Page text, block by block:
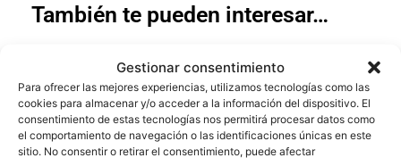
Gestionar consentimiento
Para ofrecer las mejores experiencias, utilizamos tecnologías como las
cookies para almacenar y/o acceder a la información del dispositivo. El
consentimiento de estas tecnologías nos permitirá procesar datos como
el comportamiento de navegación o las identificaciones únicas en este
sitio. No consentir o retirar el consentimiento, puede afectar
También te pueden interesar…
Blanqueamiento dental W.
Cuando se pone corazón,
calma y calidad, los
resultados se notan